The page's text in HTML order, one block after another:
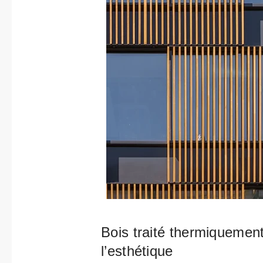
Bois traité
l’esthétique